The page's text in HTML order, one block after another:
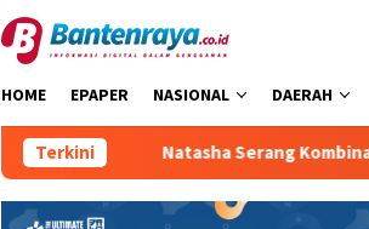
HOME EPAPER NASIONAL DAERAH
Terkini
Natasha Serang Kombinasikan Facial